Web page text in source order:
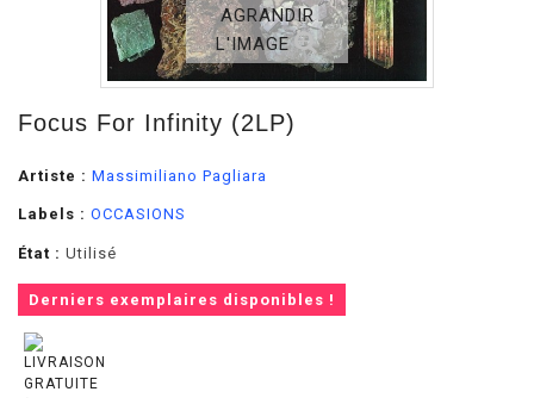
AGRANDIR
L'IMAGE
Focus For Infinity (2LP)
Artiste : Massimiliano Pagliara
Labels : OCCASIONS
État : Utilisé
Derniers exemplaires disponibles !